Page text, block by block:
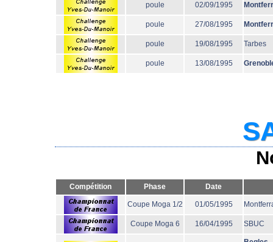
poule 02/09/1995
poule 27/08/1995
poule 19/08/1995 Tarbes
poule 13/08/1995
Compétition Phase Date
Coupe Moga 1/2 01/05/1995
Coupe Moga 6 16/04/1995 SBUC